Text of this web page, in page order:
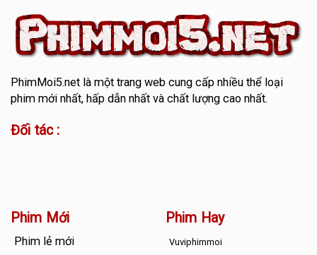
PhimMoi5.netlà một trang web cung cấp nhiều thể loại
phim mới nhất, hấp dẫn nhất và chất lượng cao nhất.
Đối tác :
Phim Mới
Phim lẻ mới
Phim Hay
Vuviphimmoi